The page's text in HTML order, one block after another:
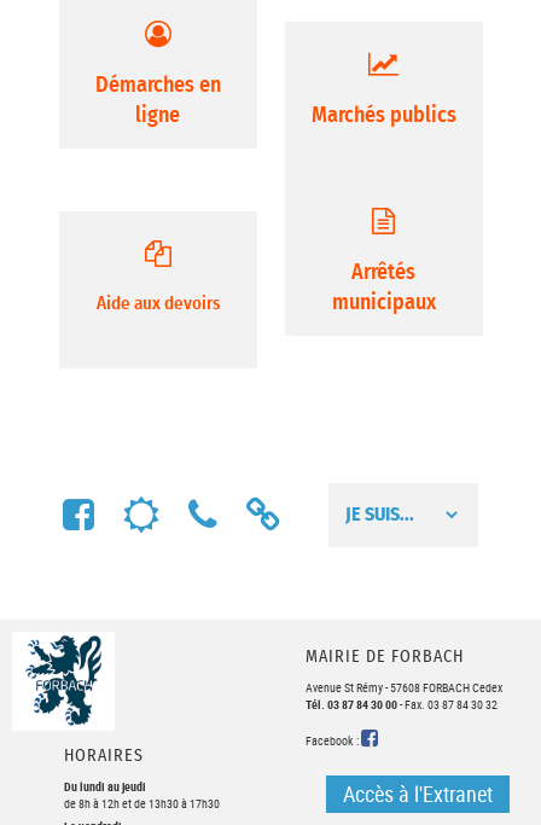
Démarches en
ligne
Marchés publics
Aide aux devoirs
Arrêtés
municipaux
MAIRIE DE FORBACH
Avenue St Rémy - 57608 FORBACH Cedex
Tél. 03 87 84 30 00- Fax. 03 87 84 30 32
Facebook : FACEBOOK
Accès à l'Extranet
HORAIRES
Du lundi au jeudi
de 8h à 12h et de 13h30 à 17h30